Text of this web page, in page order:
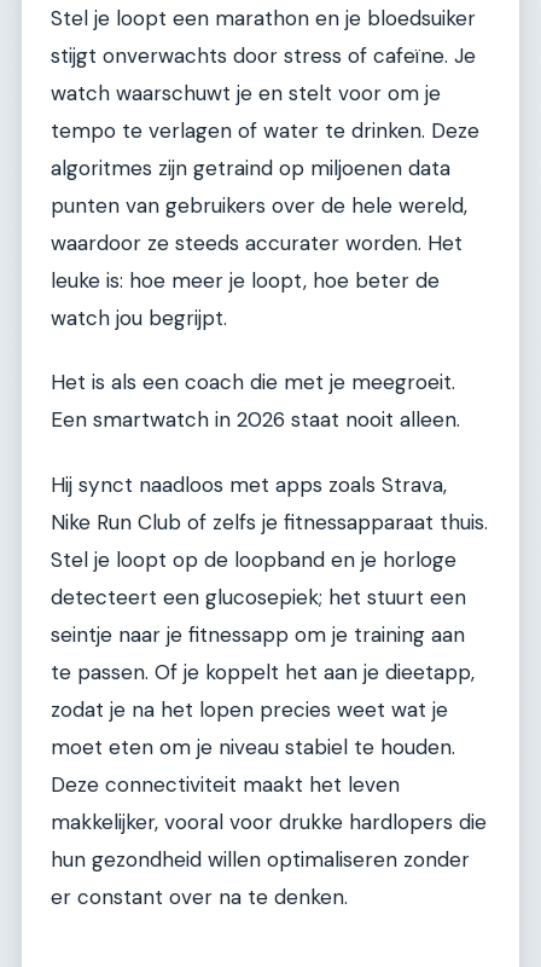
Stel je loopt een marathon en je bloedsuiker
stijgt onverwachts door stress of cafeïne. Je
watch waarschuwt je en stelt voor om je
tempo te verlagen of water te drinken. Deze
algoritmes zijn getraind op miljoenen data
punten van gebruikers over de hele wereld,
waardoor ze steeds accurater worden. Het
leuke is: hoe meer je loopt, hoe beter de
watch jou begrijpt.
Het is als een coach die met je meegroeit.
Een smartwatch in 2026 staat nooit alleen.
Hij synct naadloos met apps zoals Strava,
Nike Run Club of zelfs je fitnessapparaat thuis.
Stel je loopt op de loopband en je horloge
detecteert een glucosepiek; het stuurt een
seintje naar je fitnessapp om je training aan
te passen. Of je koppelt het aan je dieetapp,
zodat je na het lopen precies weet wat je
moet eten om je niveau stabiel te houden.
Deze connectiviteit maakt het leven
makkelijker, vooral voor drukke hardlopers die
hun gezondheid willen optimaliseren zonder
er constant over na te denken.